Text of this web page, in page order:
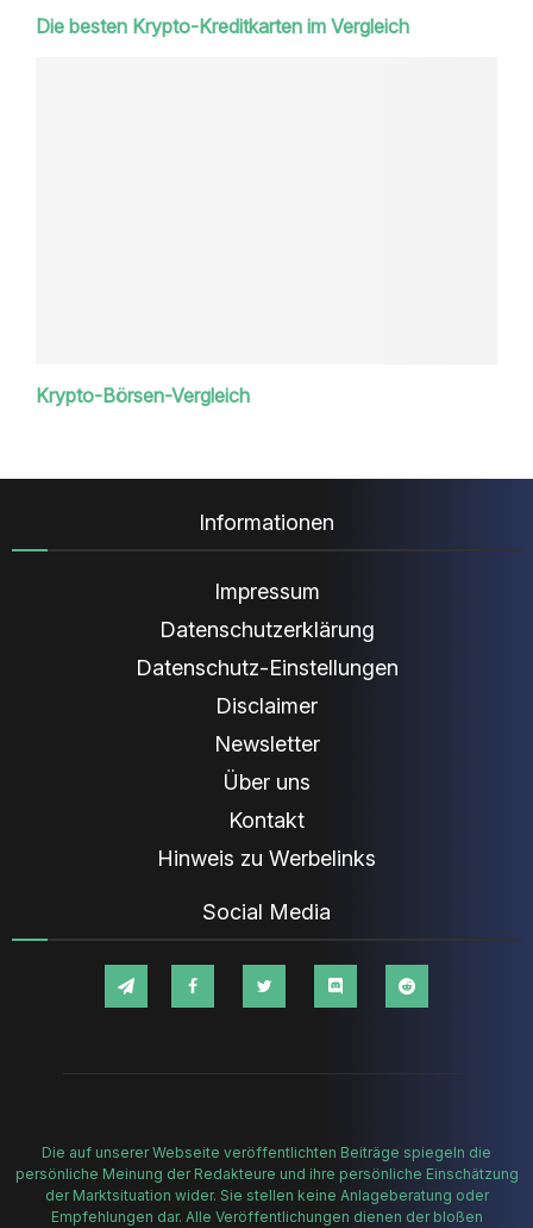
Die besten Krypto-Kreditkarten im Vergleich
Krypto-Börsen-Vergleich
Informationen
Impressum
Datenschutzerklärung
Datenschutz-Einstellungen
Disclaimer
Newsletter
Über uns
Kontakt
Hinweis zu Werbelinks
Social Media
Die auf unserer Webseite veröffentlichten Beiträge spiegeln die
persönliche Meinung der Redakteure und ihre persönliche Einschätzung
der Marktsituation wider. Sie stellen keine Anlageberatung oder
Empfehlungen dar. Alle Veröffentlichungen dienen der bloßen